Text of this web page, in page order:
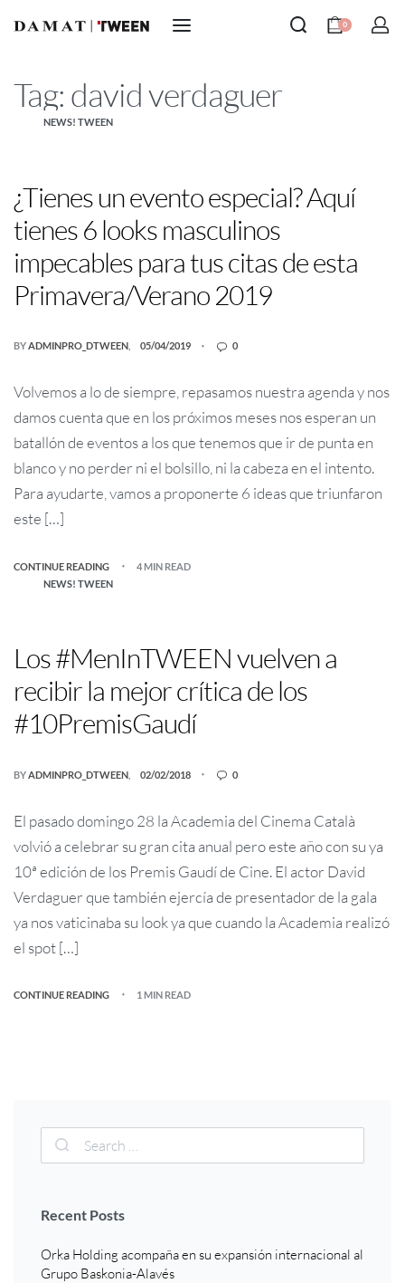
0
Tag: david verdaguer
NEWS! TWEEN
¿Tienes un evento especial? Aquí
tienes 6 looks masculinos
impecables para tus citas de esta
Primavera/Verano 2019
BYADMINPRO_DTWEEN 05/04/2019 0
Volvemos a lo de siempre, repasamos nuestra agenda y nos
damos cuenta que en los próximos meses nos esperan un
batallón de eventos a los que tenemos que ir de punta en
blanco y no perder ni el bolsillo, ni la cabeza en el intento.
Para ayudarte, vamos a proponerte 6 ideas que triunfaron
este […]
CONTINUE READING
4 MIN READ
NEWS! TWEEN
Los #MenInTWEEN vuelven a
recibir la mejor crítica de los
#10PremisGaudí
BYADMINPRO_DTWEEN 02/02/2018 0
El pasado domingo 28 la Academia del Cinema Català
volvió a celebrar su gran cita anual pero este año con su ya
10ª edición de los Premis Gaudí de Cine. El actor David
Verdaguer que también ejercía de presentador de la gala
ya nos vaticinaba su look ya que cuando la Academia realizó
el spot […]
CONTINUE READING 1 MIN READ
Recent Posts
Orka Holding acompaña en su expansión internacional al
Grupo Baskonia-Alavés